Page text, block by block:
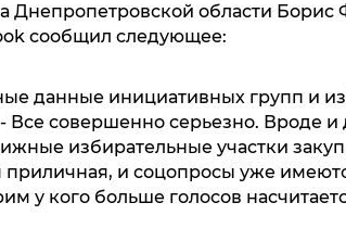
Днепропетровской области Борис
сообщил следующее:
данные инициативных групп и
Все совершенно серьезно. Вроде
избирательные участки
приличная, и соцопросы уже
у кого больше голосов